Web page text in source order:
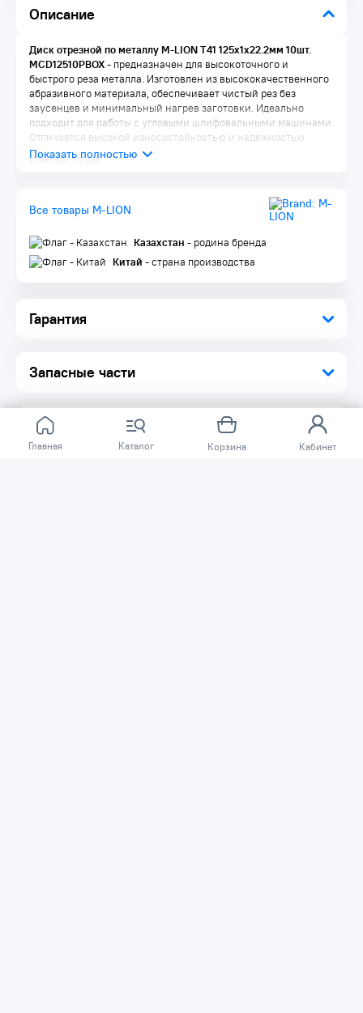
Главная Каталог Корзина Кабинет
Описание
Гарантия
Запасные части
Диск отрезной по металлу M-LION Т41 125х1х22.2мм 10шт.
MCD12510PBOX- предназначен для высокоточного и
быстрого реза металла. Изготовлен из высококачественного
абразивного материала, обеспечивает чистый рез без
заусенцев и минимальный нагрев заготовки. Идеально
подходит для работы с угловыми шлифовальными машинами.
Отличается высокой износостойкостью и надежностью.
Комплектация:
Все товары M-LION
Казахстан - родина бренда
Китай - страна производства